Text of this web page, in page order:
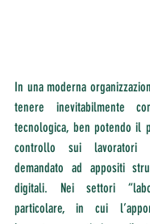
In una moderna
tenere inevitabilmente
tecnologica, ben potendo il
controllo sui lavoratori
demandato ad appositi
digitali. Nei settori
particolare, in cui